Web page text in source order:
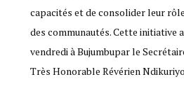
capacités et de consolider leur
des communautés. Cette initiative
vendredi à Bujumbupar le
Très Honorable Révérien